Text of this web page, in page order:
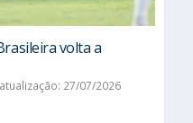
volta a
27/07/2026